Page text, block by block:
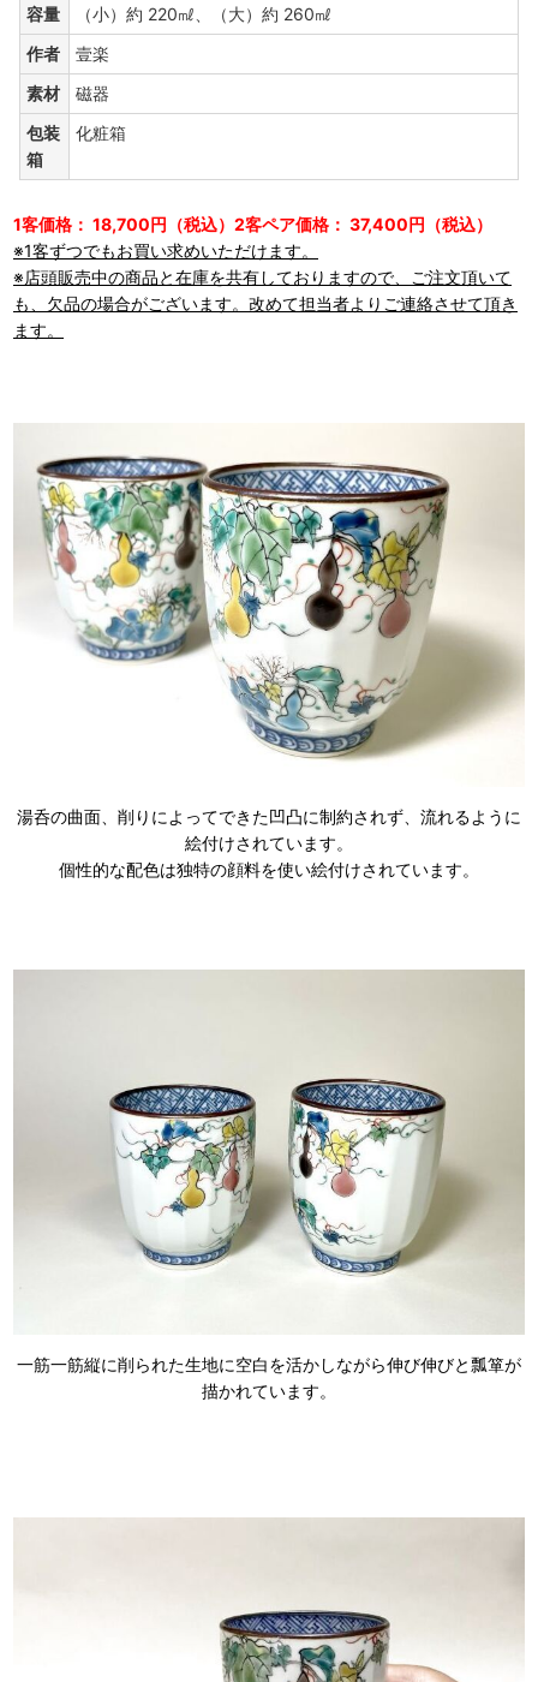
容量
（小）約 220㎖、（大）約 260㎖
作者
壹楽
素材
磁器
包装
箱
化粧箱
1客価格： 18,700円（税込）2客ペア価格： 37,400円（税込）
※1客ずつでもお買い求めいただけます。
※店頭販売中の商品と在庫を共有しておりますので、ご注文頂いて
も、欠品の場合がございます。改めて担当者よりご連絡させて頂き
ます。
湯呑の曲面、削りによってできた凹凸に制約されず、流れるように
絵付けされています。
個性的な配色は独特の顔料を使い絵付けされています。
一筋一筋縦に削られた生地に空白を活かしながら伸び伸びと瓢箪が
描かれています。